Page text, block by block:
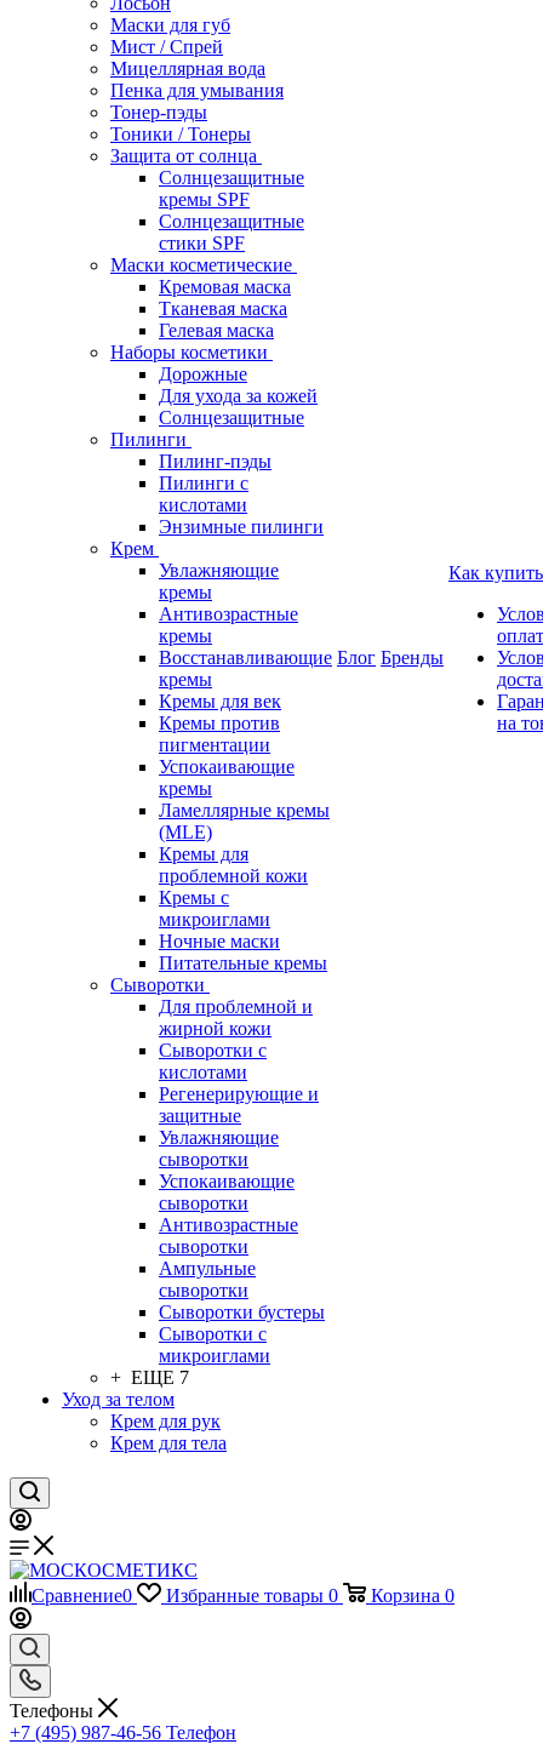
Маски для губ
Мист / Спрей
Мицеллярная вода
Пенка для умывания
Тонер-пэды
Тоники / Тонеры
Защита от солнца
Солнцезащитные
кремы SPF
Солнцезащитные
стики SPF
Маски косметические
Кремовая маска
Тканевая маска
Гелевая маска
Наборы косметики
Дорожные
Для ухода за кожей
Солнцезащитные
Пилинги
Пилинг-пэды
Пилинги с
кислотами
Энзимные пилинги
Крем
Увлажняющие
кремы
Антивозрастные
кремы
Восстанавливающие
кремы
Кремы для век
Кремы против
пигментации
Успокаивающие
кремы
Ламеллярные кремы
(MLE)
Кремы для
проблемной кожи
Кремы с
микроиглами
Ночные маски
Питательные кремы
Сыворотки
Для проблемной и
жирной кожи
Сыворотки с
кислотами
Регенерирующие и
защитные
Увлажняющие
сыворотки
Успокаивающие
сыворотки
Антивозрастные
сыворотки
Ампульные
сыворотки
Сыворотки бустеры
Сыворотки с
микроиглами
+ ЕЩЕ 7
Уход за телом
Крем для рук
Крем для тела
Блог Бренды
Как купить
на
Сравнение0 Избранные товары 0 Корзина 0
Телефоны
+7 (495) 987-46-56 Телефон